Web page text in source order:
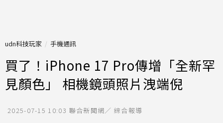
udn科技玩家 手機通訊
買了！iPhone 17 Pro傳增「全新罕
見顏色」 相機鏡頭照片洩端倪
2025-07-15 10:03 聯合新聞網／ 綜合報導